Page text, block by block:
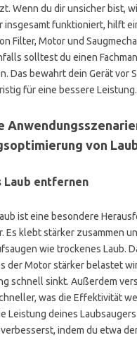
Wenn du dir unsicher bist,
insgesamt funktioniert, hilft
Filter, Motor und
solltest du einen
Das bewahrt dein Gerät vor
für eine bessere Leistung.
von
Laub entfernen
ist eine besondere
Es klebt stärker zusammen
wie trockenes Laub.
der Motor stärker belastet
schnell sinkt. Außerdem
was die Effektivität
Leistung deines
indem du etwa